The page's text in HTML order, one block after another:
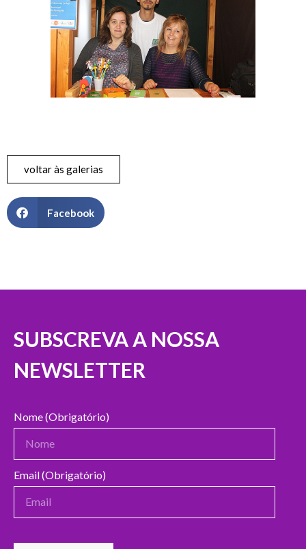
voltar às galerias
Facebook
SUBSCREVA A NOSSA
NEWSLETTER
Nome (Obrigatório)
Email (Obrigatório)